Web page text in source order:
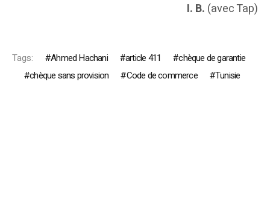
I. B. (avec Tap)
Tags: Ahmed Hachani article 411
chèque de garantie
chèque sans provision
Code de commerce Tunisie